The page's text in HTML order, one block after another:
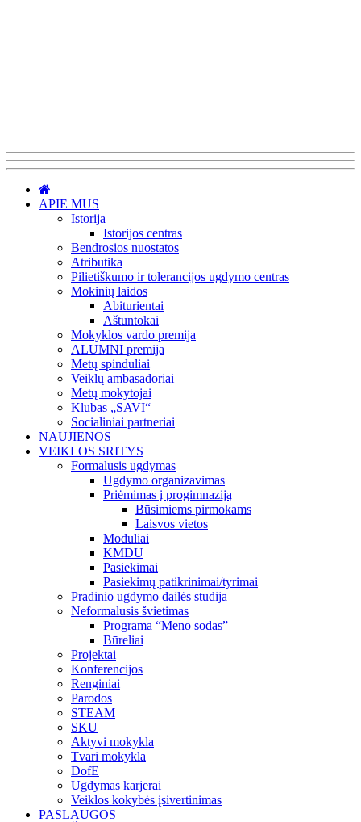
APIE MUS
Istorija
Istorijos centras
Bendrosios nuostatos
Atributika
Pilietiškumo ir tolerancijos ugdymo centras
Mokinių laidos
Abiturientai
Aštuntokai
Mokyklos vardo premija
ALUMNI premija
Metų spinduliai
Veiklų ambasadoriai
Metų mokytojai
Klubas „SAVI“
Socialiniai partneriai
NAUJIENOS
VEIKLOS SRITYS
Formalusis ugdymas
Ugdymo organizavimas
Priėmimas į progimnaziją
Būsimiems pirmokams
Laisvos vietos
Moduliai
KMDU
Pasiekimai
Pasiekimų patikrinimai/tyrimai
Pradinio ugdymo dailės studija
Neformalusis švietimas
Programa “Meno sodas”
Būreliai
Projektai
Konferencijos
Renginiai
Parodos
STEAM
SKU
Aktyvi mokykla
Tvari mokykla
DofE
Ugdymas karjerai
Veiklos kokybės įsivertinimas
PASLAUGOS